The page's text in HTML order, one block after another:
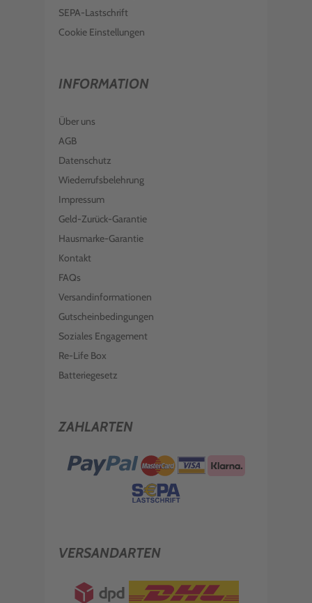
SEPA-Lastschrift
Cookie Einstellungen
INFORMATION
Über uns
AGB
Datenschutz
Wiederrufsbelehrung
Impressum
Geld-Zurück-Garantie
Hausmarke-Garantie
Kontakt
FAQs
Versandinformationen
Gutscheinbedingungen
Soziales Engagement
Re-Life Box
Batteriegesetz
ZAHLARTEN
VERSANDARTEN